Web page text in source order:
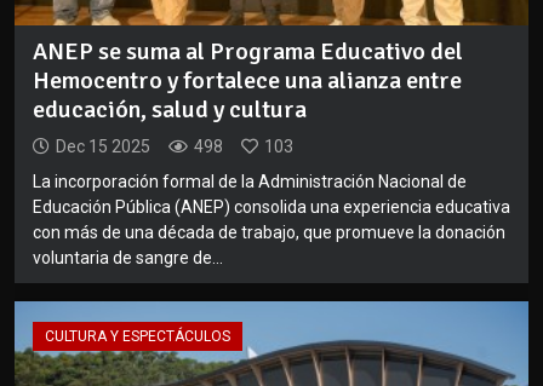
ANEP se suma al Programa Educativo del
Hemocentro y fortalece una alianza entre
educación, salud y cultura
Dec 15 2025 498
103
La incorporación formal de la Administración Nacional de
Educación Pública (ANEP) consolida una experiencia educativa
con más de una década de trabajo, que promueve la donación
voluntaria de sangre de...
CULTURA Y ESPECTÁCULOS